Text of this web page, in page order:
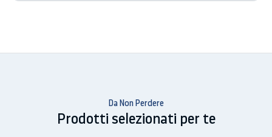
Campo di funzionamento garantito:
Dimensioni
Da Non Perdere
Prodotti selezionati per te